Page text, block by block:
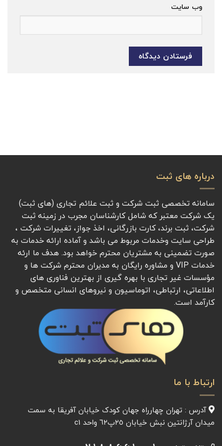
وب‌ سایت
درباره های ثبت
سامانه تخصصی ثبت شرکت و ثبت علائم تجاری (های ثبت)
یک شرکت معتبر که شامل کارشناسان مجرب در زمینه ثبت
شرکت، ثبت برند، کارت بازرگانی، اخذ جواز، تغییرات شرکت ،
طراحی سایت وخدمات مربوط می باشد و آماده ارائه خدمات به
صورت تضمینی به مشتریان محترم خواهد بود. هدف ما ارئه
خدمات VIP و مشاوره رایگان به مدیران محترم شرکت ها و
مؤسسات غیر تجاری با بهره گیری از بهترین فناوری های
اطلاعاتی، ارتباطی، اتوماسیون و نیروهای انسانی متخصص و
کارآمد است.
ارتباط با ما
آدرس : تهران چهارراه جهان کودک خیابان آفريقا به سمت
میدان آرژانتين نبش خیابان ٢٥پ٦٢ واحد c1